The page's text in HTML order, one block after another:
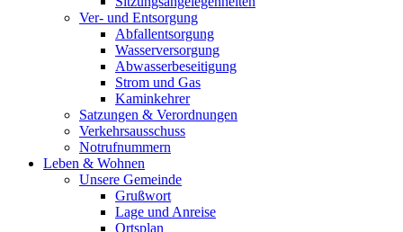
Ver- und Entsorgung
Abfallentsorgung
Wasserversorgung
Abwasserbeseitigung
Strom und Gas
Kaminkehrer
Satzungen & Verordnungen
Verkehrsausschuss
Notrufnummern
Leben & Wohnen
Unsere Gemeinde
Grußwort
Lage und Anreise
Ortsplan